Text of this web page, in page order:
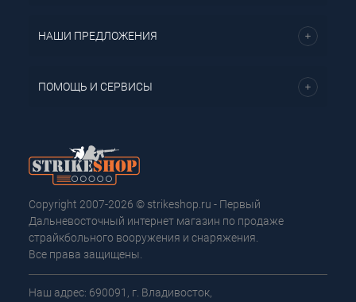
НАШИ ПРЕДЛОЖЕНИЯ
ПОМОЩЬ И СЕРВИСЫ
Copyright 2007-2026 © strikeshop.ru - Первый
Дальневосточный интернет магазин по продаже
страйкбольного вооружения и снаряжения.
Все права защищены.
Наш адрес: 690091, г. Владивосток,